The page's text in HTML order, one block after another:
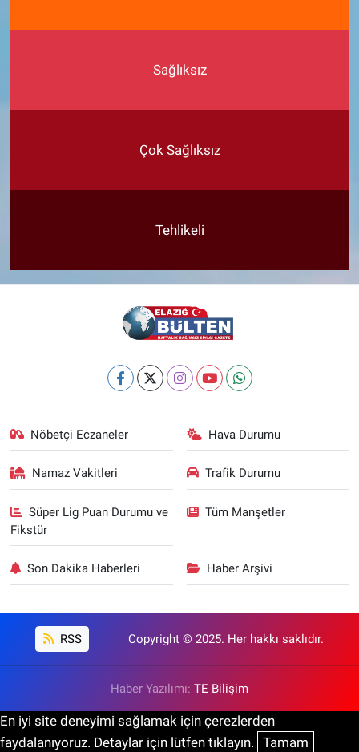
Sağlıksız
Çok Sağlıksız
Tehlikeli
Nöbetçi Eczaneler Hava Durumu
Namaz Vakitleri Trafik Durumu
Süper Lig Puan Durumu ve
Fikstür
Tüm Manşetler
Son Dakika Haberleri Haber Arşivi
RSS Copyright © 2025. Her hakkı saklıdır.
Haber Yazılımı: TE Bilişim
En iyi site deneyimi sağlamak için çerezlerden
faydalanıyoruz. Detaylar için lütfen tıklayın. Tamam